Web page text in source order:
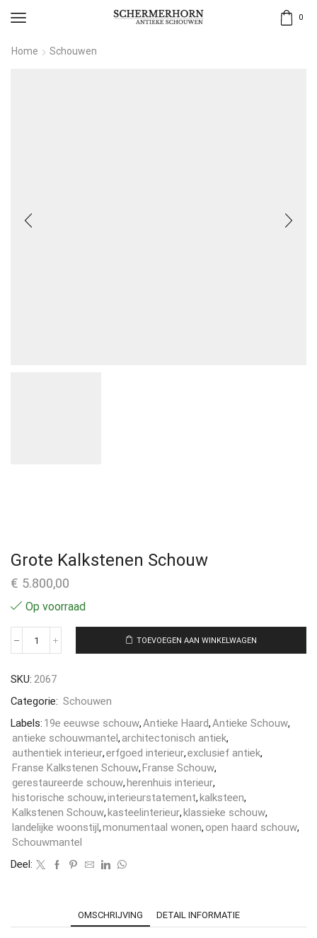
0
Home Schouwen
Grote Kalkstenen Schouw
€ 5.800,00
Op voorraad
TOEVOEGEN AAN WINKELWAGEN
SKU: 2067
Categorie: Schouwen
Labels: 19e eeuwse schouw,Antieke Haard,Antieke Schouw,
antieke schouwmantel ,architectonisch antiek,
authentiek interieur,erfgoed interieur,exclusief antiek,
Franse Kalkstenen Schouw, Franse Schouw,
gerestaureerde schouw, herenhuis interieur,
historische schouw,interieurstatement, kalksteen,
Kalkstenen Schouw, kasteelinterieur, klassieke schouw,
landelijke woonstijl ,monumentaal wonen, open haard schouw,
Schouwmantel
Deel:
OMSCHRIJVING DETAIL INFORMATIE